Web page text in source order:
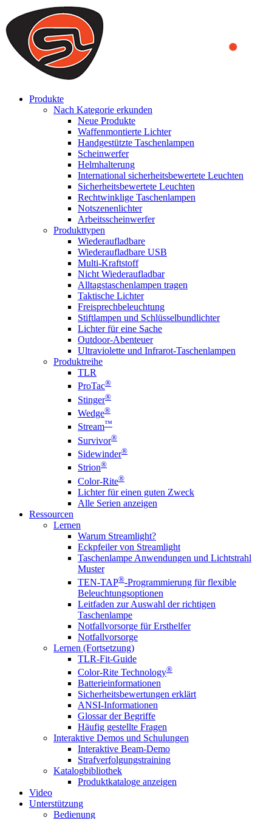
We use cookies to ensure that we provide you the best experience
on our website. By continuing to browse this website, you accept
that cookies are used to help us analyze how the website is used and
to offer you a better experience. To learn more or to find out how
you can disable cookies, you can access our
Produkte
Nach Kategorie erkunden
Neue Produkte
Waffenmontierte Lichter
Handgestützte Taschenlampen
Scheinwerfer
Helmhalterung
International sicherheitsbewertete Leuchten
Sicherheitsbewertete Leuchten
Rechtwinklige Taschenlampen
Notszenenlichter
Arbeitsscheinwerfer
Produkttypen
Wiederaufladbare
Wiederaufladbare USB
Multi-Kraftstoff
Nicht Wiederaufladbar
Alltagstaschenlampen tragen
Taktische Lichter
Freisprechbeleuchtung
Stiftlampen und Schlüsselbundlichter
Lichter für eine Sache
Outdoor-Abenteuer
Ultraviolette und Infrarot-Taschenlampen
Produktreihe
TLR
ProTac®
Stinger®
Wedge®
Stream™
Survivor®
Sidewinder®
Strion®
Color-Rite®
Lichter für einen guten Zweck
Alle Serien anzeigen
Ressourcen
Lernen
Warum Streamlight?
Eckpfeiler von Streamlight
Taschenlampe Anwendungen und Lichtstrahl
Muster
TEN-TAP®-Programmierung für flexible
Beleuchtungsoptionen
Leitfaden zur Auswahl der richtigen
Taschenlampe
Notfallvorsorge für Ersthelfer
Notfallvorsorge
Lernen (Fortsetzung)
TLR-Fit-Guide
Color-Rite Technology®
Batterieinformationen
Sicherheitsbewertungen erklärt
ANSI-Informationen
Glossar der Begriffe
Häufig gestellte Fragen
Interaktive Demos und Schulungen
Interaktive Beam-Demo
Strafverfolgungstraining
Katalogbibliothek
Produktkataloge anzeigen
Video
Unterstützung
Bedienung